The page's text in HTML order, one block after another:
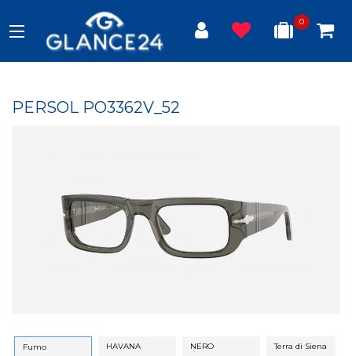
0
PERSOL PO3362V_52
Fumo HAVANA NERO Terra di Siena